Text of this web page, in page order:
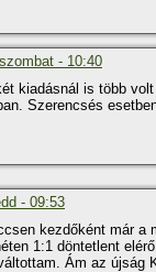
- 10:40
kiadásnál is több
Szerencsés
- 09:53
kezdőként már a
1:1 döntetlent
Ám az újság